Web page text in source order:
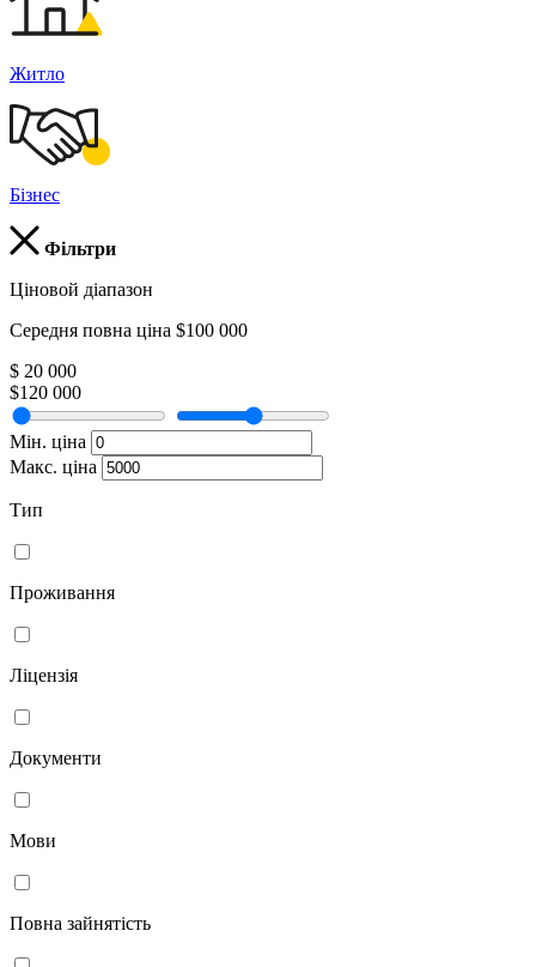
Житло
Бізнес
Фільтри
Ціновой діапазон
Середня повна ціна $100 000
$ 20 000
$120 000
Мін. ціна
Макс. ціна
Тип
Проживання
Ліцензія
Документи
Мови
Повна зайнятість